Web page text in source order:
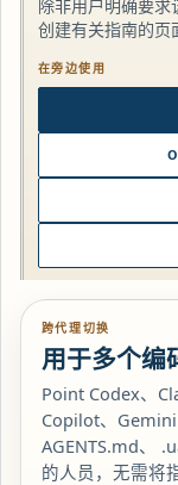
除非用户明确要求
创建有关指南的页
在旁边使用
跨代理切换
用于多个编
Point Codex、
Copilot、
AGENTS.md、
的人员，无需将